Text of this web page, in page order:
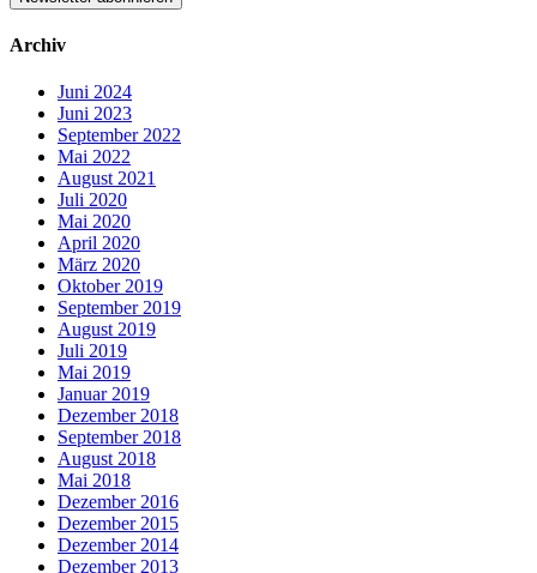
Archiv
Juni 2024
Juni 2023
September 2022
Mai 2022
August 2021
Juli 2020
Mai 2020
April 2020
März 2020
Oktober 2019
September 2019
August 2019
Juli 2019
Mai 2019
Januar 2019
Dezember 2018
September 2018
August 2018
Mai 2018
Dezember 2016
Dezember 2015
Dezember 2014
Dezember 2013